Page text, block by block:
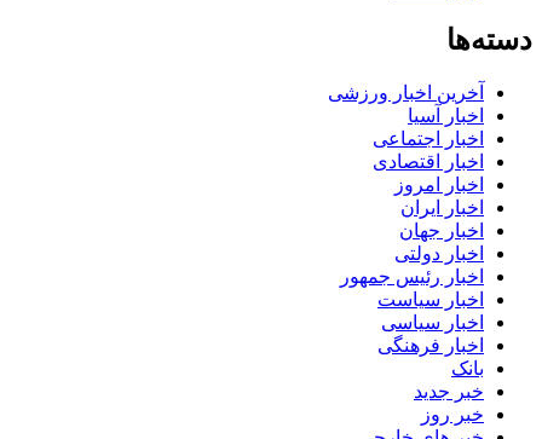
دسته‌ها
آخرین اخبار ورزشی
اخبار آسیا
اخبار اجتماعی
اخبار اقتصادی
اخبار امروز
اخبار ایران
اخبار جهان
اخبار دولتی
اخبار رئیس جمهور
اخبار سیاست
اخبار سیاسی
اخبار فرهنگی
بانک
خبر جدید
خبر روز